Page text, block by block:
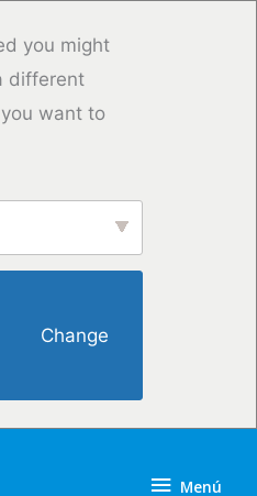
you might
different
want to
Menú